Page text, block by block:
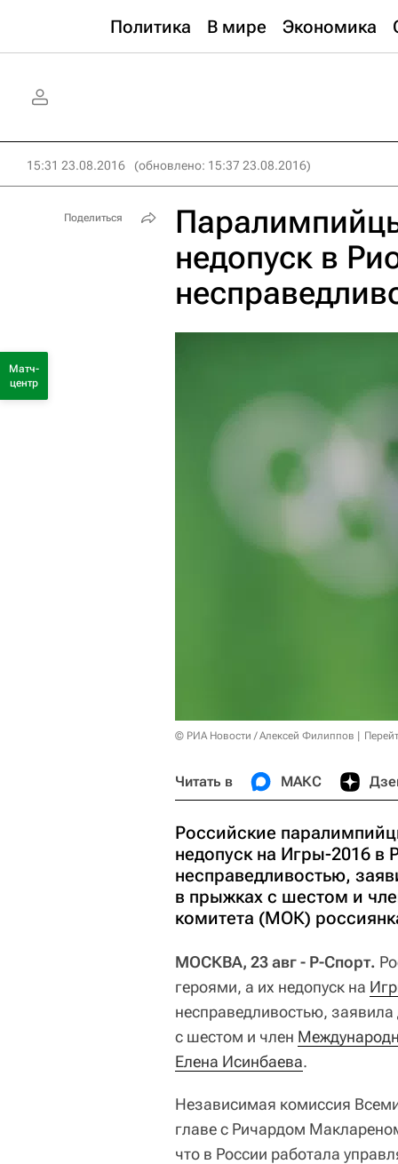
Политика В мире Экономика
15:31 23.08.2016 (обновлено: 15:37 23.08.2016)
недопуск в
© РИА Новости / Алексей Филиппов
Читать в МАКС
Российские
недопуск на Игры-2016
несправедливостью,
в прыжках с шестом и
комитета (МОК)
МОСКВА, 23 авг - Р-Спорт.
героями, а их недопуск на
несправедливостью,
с шестом и член
Елена Исинбаева.
Независимая комиссия
главе с Ричардом
что в России работала
Поделиться
Матч-
центр